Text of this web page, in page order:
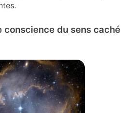
conscience du sens caché